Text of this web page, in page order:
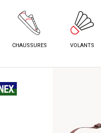
CHAUSSURES VOLANTS